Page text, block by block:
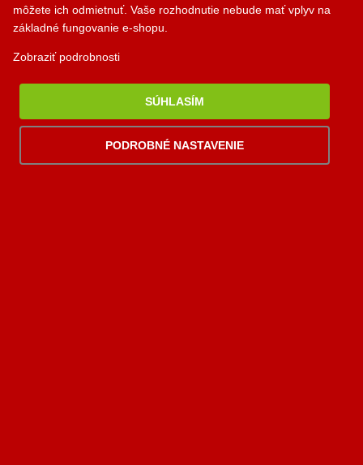
Akú krbovú vložku si vybrať?
Aký dymovod si vybrať?
PALOMINO KRBY, s.r.o.
Komjatná 210
môžete ich odmietnuť. Vaše rozhodnutie nebude mať vplyv na
základné fungovanie e-shopu.
Zobraziť podrobnosti
SÚHLASÍM
PODROBNÉ NASTAVENIE
Krbík